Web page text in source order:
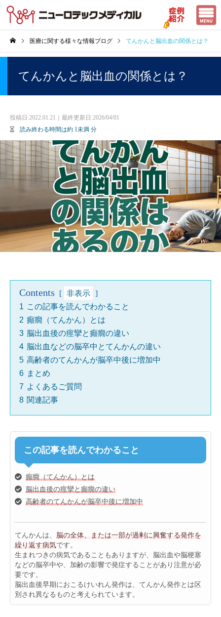
医療に関する様々な情報ブログ てんかんと脳出血の関係とは？
てんかんと脳出血の関係とは？
投稿日:2022.01.21｜最終更新日:2026/04/01
読み終わる時間は約 1未満 分
Contents
非表示
1 この記事を読んでわかること
2 癲癇（てんかん）とは
3 脳出血後の痙攣と癲癇の違い
4 脳出血などの脳卒中とてんかんの違い
5 高齢者のてんかんが脳卒中後に増加中
6 まとめ
7 よくあるご質問
8 関連記事
この記事を読んでわかること
癲癇（てんかん）とは
脳出血後の痙攣と癲癇の違い
高齢者のてんかんが脳卒中後に増加中
てんかんは、 脳の全体、または一部が過剰に興奮する発作を
繰り返す病気です。
生まれつきの病気であることもありますが、脳出血や脳梗塞
などの脳卒中や、加齢の影響で発症することがあり注意が必
要です。
脳出血後早期におこるけいれん発作は、てんかん発作とは区
別され異なるものと考えられています。